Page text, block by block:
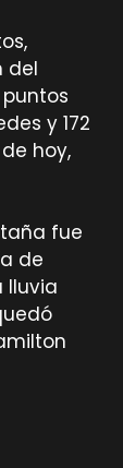
del
y 172
hoy,
fue
de
lluvia